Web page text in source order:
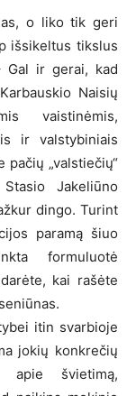
o liko tik geri
išsikeltus tikslus
Gal ir gerai, kad
Naisių
vaistinėmis,
ir valstybiniais
„valstiečių“
Jakeliūno
dingo. Turint
paramą šiuo
formuluotė
kai rašėte
itin svarbioje
jokių konkrečių
apie švietimą,